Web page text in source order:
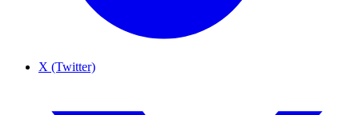
X (Twitter)